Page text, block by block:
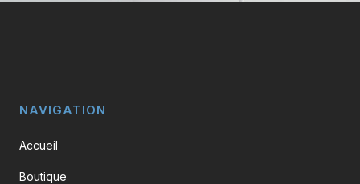
NAVIGATION
Accueil
Boutique